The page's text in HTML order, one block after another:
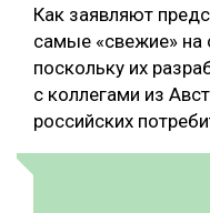
Как заявляют
самые «свежие» на
поскольку их
с коллегами из
российских